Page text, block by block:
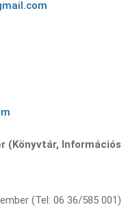
m
(Könyvtár, Információs
(Tel: 06 36/585 001)